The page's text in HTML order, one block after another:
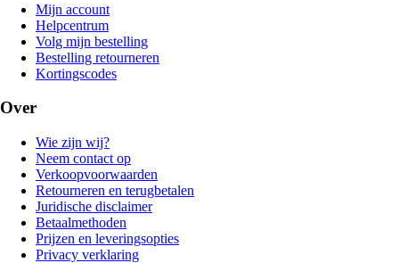
Mijn account
Helpcentrum
Volg mijn bestelling
Bestelling retourneren
Kortingscodes
Over
Wie zijn wij?
Neem contact op
Verkoopvoorwaarden
Retourneren en terugbetalen
Juridische disclaimer
Betaalmethoden
Prijzen en leveringsopties
Privacy verklaring